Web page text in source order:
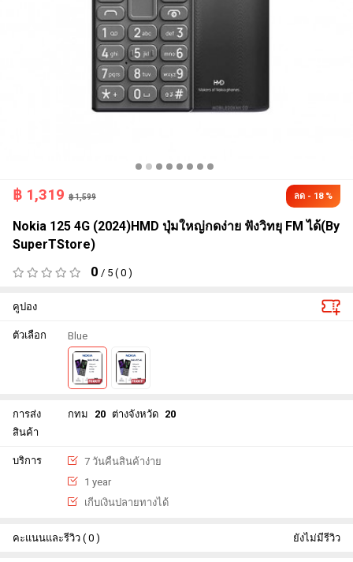
฿ 1,319 ฿ 1,599 ลด - 18 %
Nokia 125 4G (2024)HMD ปุ่มใหญ่กดง่าย ฟังวิทยุ FM ได้(By
SuperTStore)
0 / 5 ( 0 )
คูปอง
ตัวเลือก Blue
การส่ง
สินค้า
กทม 20 ต่างจังหวัด 20
บริการ
7 วันคืนสินค้าง่าย
1 year
เกีบเงินปลายทางได้
คะแนนและรีวิว ( 0 ) ยังไม่มีรีวิว